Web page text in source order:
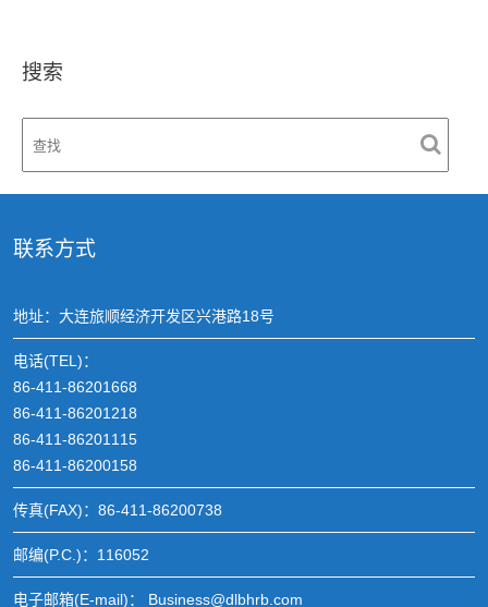
搜索
联系方式
地址：大连旅顺经济开发区兴港路18号
电话(TEL)：
86-411-86201668
86-411-86201218
86-411-86201115
86-411-86200158
传真(FAX)：86-411-86200738
邮编(P.C.)：116052
电子邮箱(E-mail)： Business@dlbhrb.com